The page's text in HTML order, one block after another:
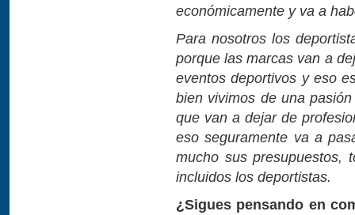
económicamente y va a
Para nosotros los
porque las marcas van a
eventos deportivos y eso
bien vivimos de una
que van a dejar de
eso seguramente va a
mucho sus presupuestos,
incluidos los deportistas.
¿Sigues pensando en